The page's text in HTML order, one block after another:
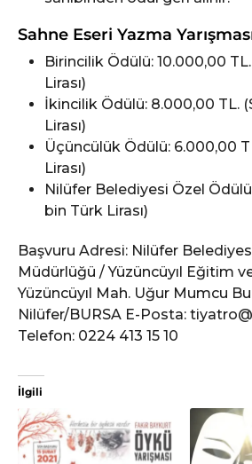
Sahne Eseri Yazma
Birincilik Ödülü: 10.000,00
Lirası)
İkincilik Ödülü: 8.000,00 TL.
Lirası)
Üçüncülük Ödülü: 6.000,00
Lirası)
Nilüfer Belediyesi Özel
bin Türk Lirası)
Başvuru Adresi: Nilüfer
Müdürlüğü / Yüzüncüyıl Eğitim
Yüzüncüyıl Mah. Uğur Mumcu
Nilüfer/BURSA E-Posta:
Telefon: 0224 413 15 10
İlgili